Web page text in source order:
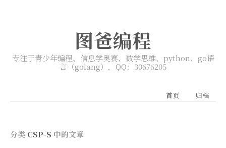
图爸编程
专注于青少年编程、信息学奥赛、数学思维、python、go语
言（golang），QQ：30676205
首页 归档
分类 CSP-S 中的文章